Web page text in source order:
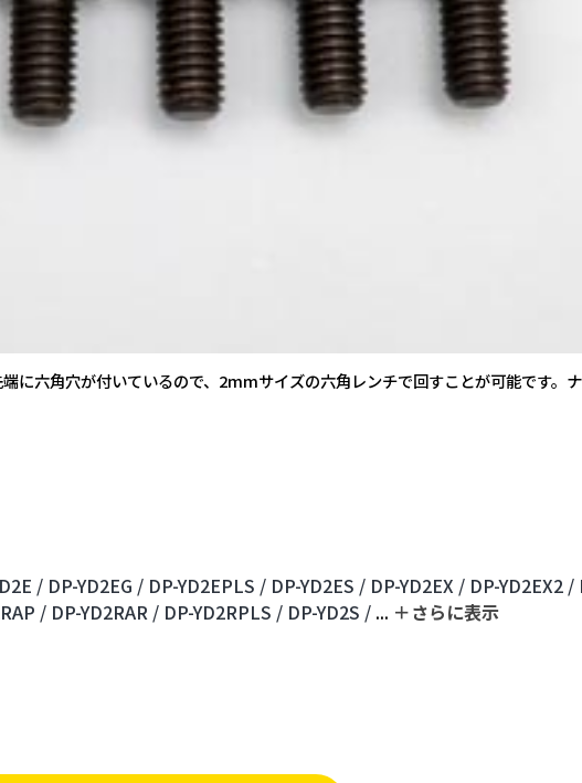
に六角穴が付いているので、2mmサイズの六角レンチで回すことが可能です。
/ DP-YD2EG / DP-YD2EPLS / DP-YD2ES / DP-YD2EX / DP-YD2EX2 /
/ DP-YD2RAR / DP-YD2RPLS / DP-YD2S / ... ＋さらに表⽰